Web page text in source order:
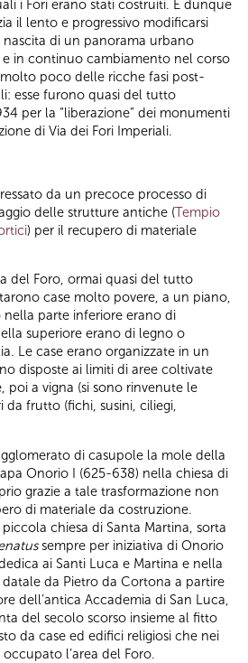
i Fori erano stati costruiti. È dunque
il lento e progressivo modificarsi
di un panorama urbano
in continuo cambiamento nel corso
poco delle ricche fasi post-
esse furono quasi del tutto
per la “liberazione” dei monumenti
di Via dei Fori Imperiali.
da un precoce processo di
delle strutture antiche (Tempio
) per il recupero di materiale
del Foro, ormai quasi del tutto
case molto povere, a un piano,
parte inferiore erano di
superiore erano di legno o
Le case erano organizzate in un
disposte ai limiti di aree coltivate
poi a vigna (si sono rinvenute le
da frutto (fichi, susini, ciliegi,
di casupole la mole della
Onorio I (625-638) nella chiesa di
grazie a tale trasformazione non
di materiale da costruzione.
chiesa di Santa Martina, sorta
sempre per iniziativa di Onorio
ai Santi Luca e Martina e nella
da Pietro da Cortona a partire
dell’antica Accademia di San Luca,
del secolo scorso insieme al fitto
da case ed edifici religiosi che nei
l’area del Foro.